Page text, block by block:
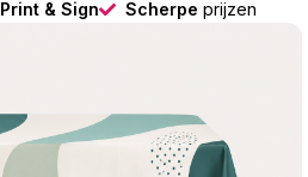
Print & Sign Scherpe prijzen